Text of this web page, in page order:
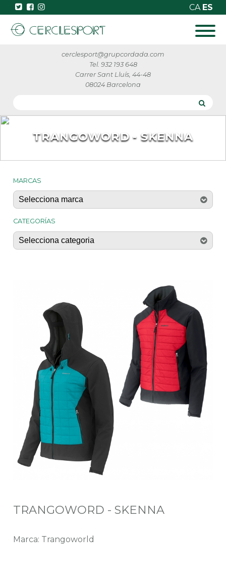
CA ES
cerclesport@grupcordada.com
Tel. 932 193 648
Carrer Sant Lluís, 44-48
08024 Barcelona
TRANGOWORD - SKENNA
MARCAS
CATEGORÍAS
TRANGOWORD - SKENNA
Marca: Trangoworld